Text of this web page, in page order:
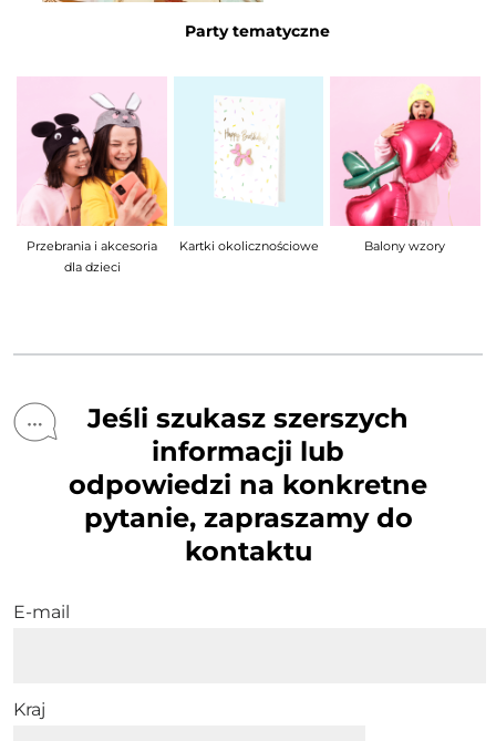
Party tematyczne
Kartki okolicznościowe Balony wzory
Sety balonowe girlandy
Jeśli szukasz szerszych
informacji lub
odpowiedzi na konkretne
pytanie, zapraszamy do
kontaktu
E-mail
Kraj